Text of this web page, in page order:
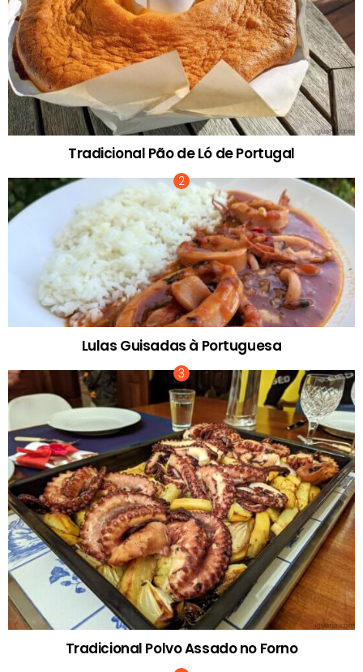
Tradicional Pão de Ló de Portugal
Lulas Guisadas à Portuguesa
Tradicional Polvo Assado no Forno